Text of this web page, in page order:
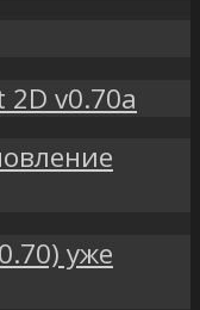
v0.70a
уже